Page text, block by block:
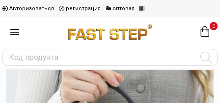
Авторизоваться регистрация оптовая
0